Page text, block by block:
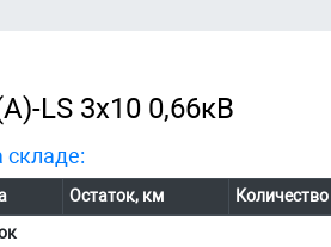
LS 3х10 0,66кВ
складе:
Остаток, км Количество